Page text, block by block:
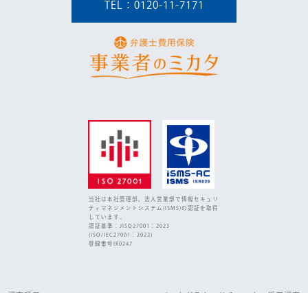
TEL：0120-11-7171
当社は本社管理部、法人営業部で情報セキュリ
ティマネジメントシステム(ISMS)の認証を取得
しています。
認証基準：JISQ27001：2023
(ISO/IEC27001：2022)
登録番号IR0247